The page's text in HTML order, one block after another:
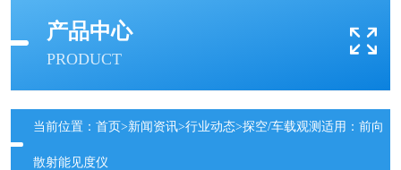
产品中心
PRODUCT
当前位置： 首页>新闻资讯>行业动态>探空/车载观测适用：前向
散射能见度仪